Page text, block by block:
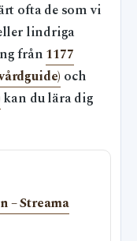
ofta de som vi
lindriga
från 1177
och
kan du lära dig
– Streama